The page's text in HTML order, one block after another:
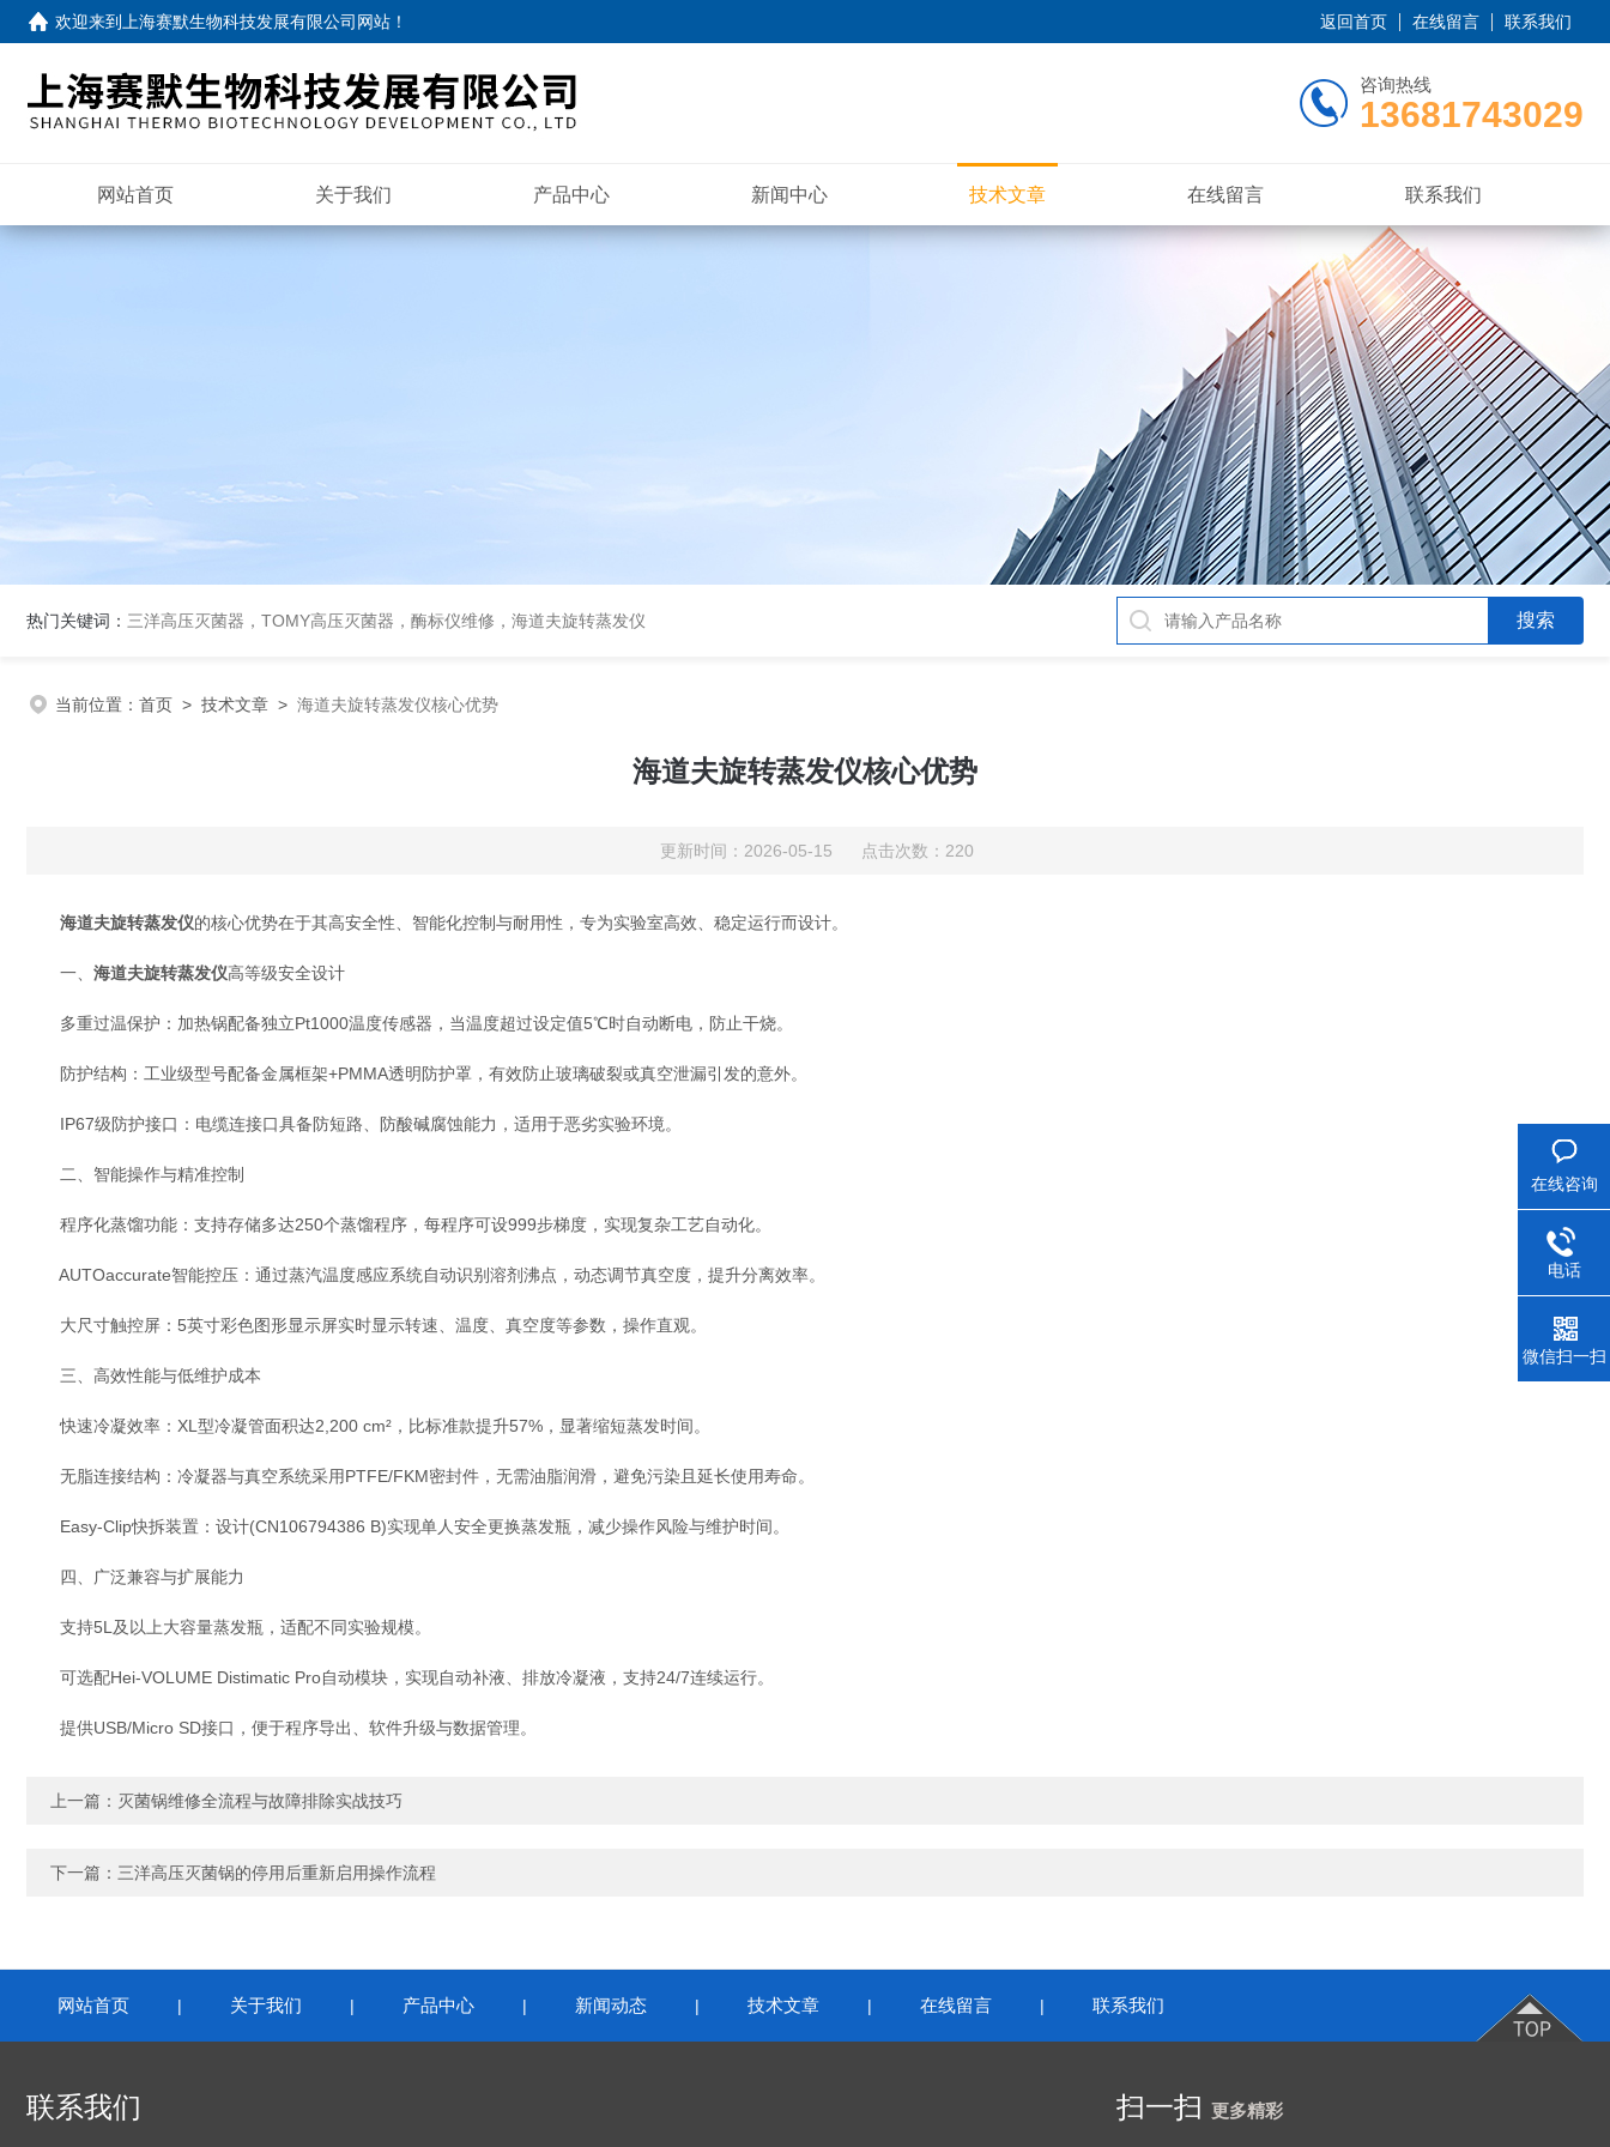
欢迎来到 上海赛默生物科技发展有限公司网站 ！ 返回首页 在线留言 联系我们
咨询热线
13681743029
网站首页 关于我们 产品中心 新闻中心 技术文章 在线留言 联系我们
热门关键词： 三洋高压灭菌器，TOMY高压灭菌器，酶标仪维修，海道夫旋转蒸发仪
当前位置： 首页 > 技术文章 > 海道夫旋转蒸发仪核心优势
海道夫旋转蒸发仪核心优势
更新时间：2026-05-15 点击次数：220
海道夫旋转蒸发仪‌的核心优势在于其‌高安全性、智能化控制与耐用性‌，专为实验室高效、稳定运行而设计。
一、 海道夫旋转蒸发仪‌高等级安全设计
‌多重过温保护‌：加热锅配备独立Pt1000温度传感器，当温度超过设定值‌5℃时自动断电‌，防止干烧。
‌防护结构‌：工业级型号配备‌金属框架+PMMA透明防护罩‌，有效防止玻璃破裂或真空泄漏引发的意外。
‌IP67级防护接口‌：电缆连接口具备防短路、防酸碱腐蚀能力，适用于恶劣实验环境。
二、智能操作与精准控制
‌程序化蒸馏功能‌：支持存储‌多达250个蒸馏程序‌，每程序可设999步梯度，实现复杂工艺自动化。
‌AUTOaccurate智能控压‌：通过蒸汽温度感应系统自动识别溶剂沸点，动态调节真空度，提升分离效率。
‌大尺寸触控屏‌：5英寸彩色图形显示屏实时显示转速、温度、真空度等参数，操作直观。
三、高效性能与低维护成本
‌快速冷凝效率‌：XL型冷凝管面积达‌2,200 cm²‌，比标准款提升57%，显著缩短蒸发时间。
‌无脂连接结构‌：冷凝器与真空系统采用PTFE/FKM密封件，无需油脂润滑，避免污染且延长使用寿命。
‌Easy-Clip快拆装置‌：设计(CN106794386 B)实现单人安全更换蒸发瓶，减少操作风险与维护时间。
四、广泛兼容与扩展能力
支持‌5L及以上大容量蒸发瓶‌，适配不同实验规模。
可选配‌Hei-VOLUME Distimatic Pro自动模块‌，实现自动补液、排放冷凝液，支持24/7连续运行。
提供USB/Micro SD接口，便于程序导出、软件升级与数据管理。
上一篇： 灭菌锅维修全流程与故障排除实战技巧
下一篇： 三洋高压灭菌锅的停用后重新启用操作流程
网站首页 | 关于我们 | 产品中心 | 新闻动态 | 技术文章 | 在线留言 | 联系我们
联系我们 扫一扫 更多精彩
在线咨询
电话
微信扫一扫